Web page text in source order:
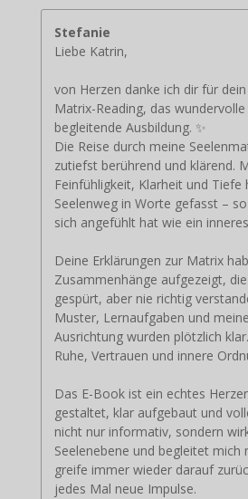
Stefanie
Liebe Katrin,
von Herzen danke ich dir für
Matrix-Reading, das
begleitende Ausbildung. ✨
Die Reise durch meine
zutiefst berührend und klärend.
Feinfühligkeit, Klarheit und Tiefe
Seelenweg in Worte gefasst –
sich angefühlt hat wie ein
Deine Erklärungen zur Matrix
Zusammenhänge aufgezeigt,
gespürt, aber nie richtig
Muster, Lernaufgaben und
Ausrichtung wurden plötzlich
Ruhe, Vertrauen und innere
Das E-Book ist ein echtes
gestaltet, klar aufgebaut und
nicht nur informativ, sondern
Seelenebene und begleitet mich
greife immer wieder darauf
jedes Mal neue Impulse.